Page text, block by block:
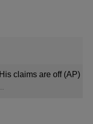
claims are off (AP)